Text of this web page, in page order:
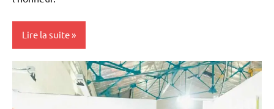
Lire la suite
Antilles-